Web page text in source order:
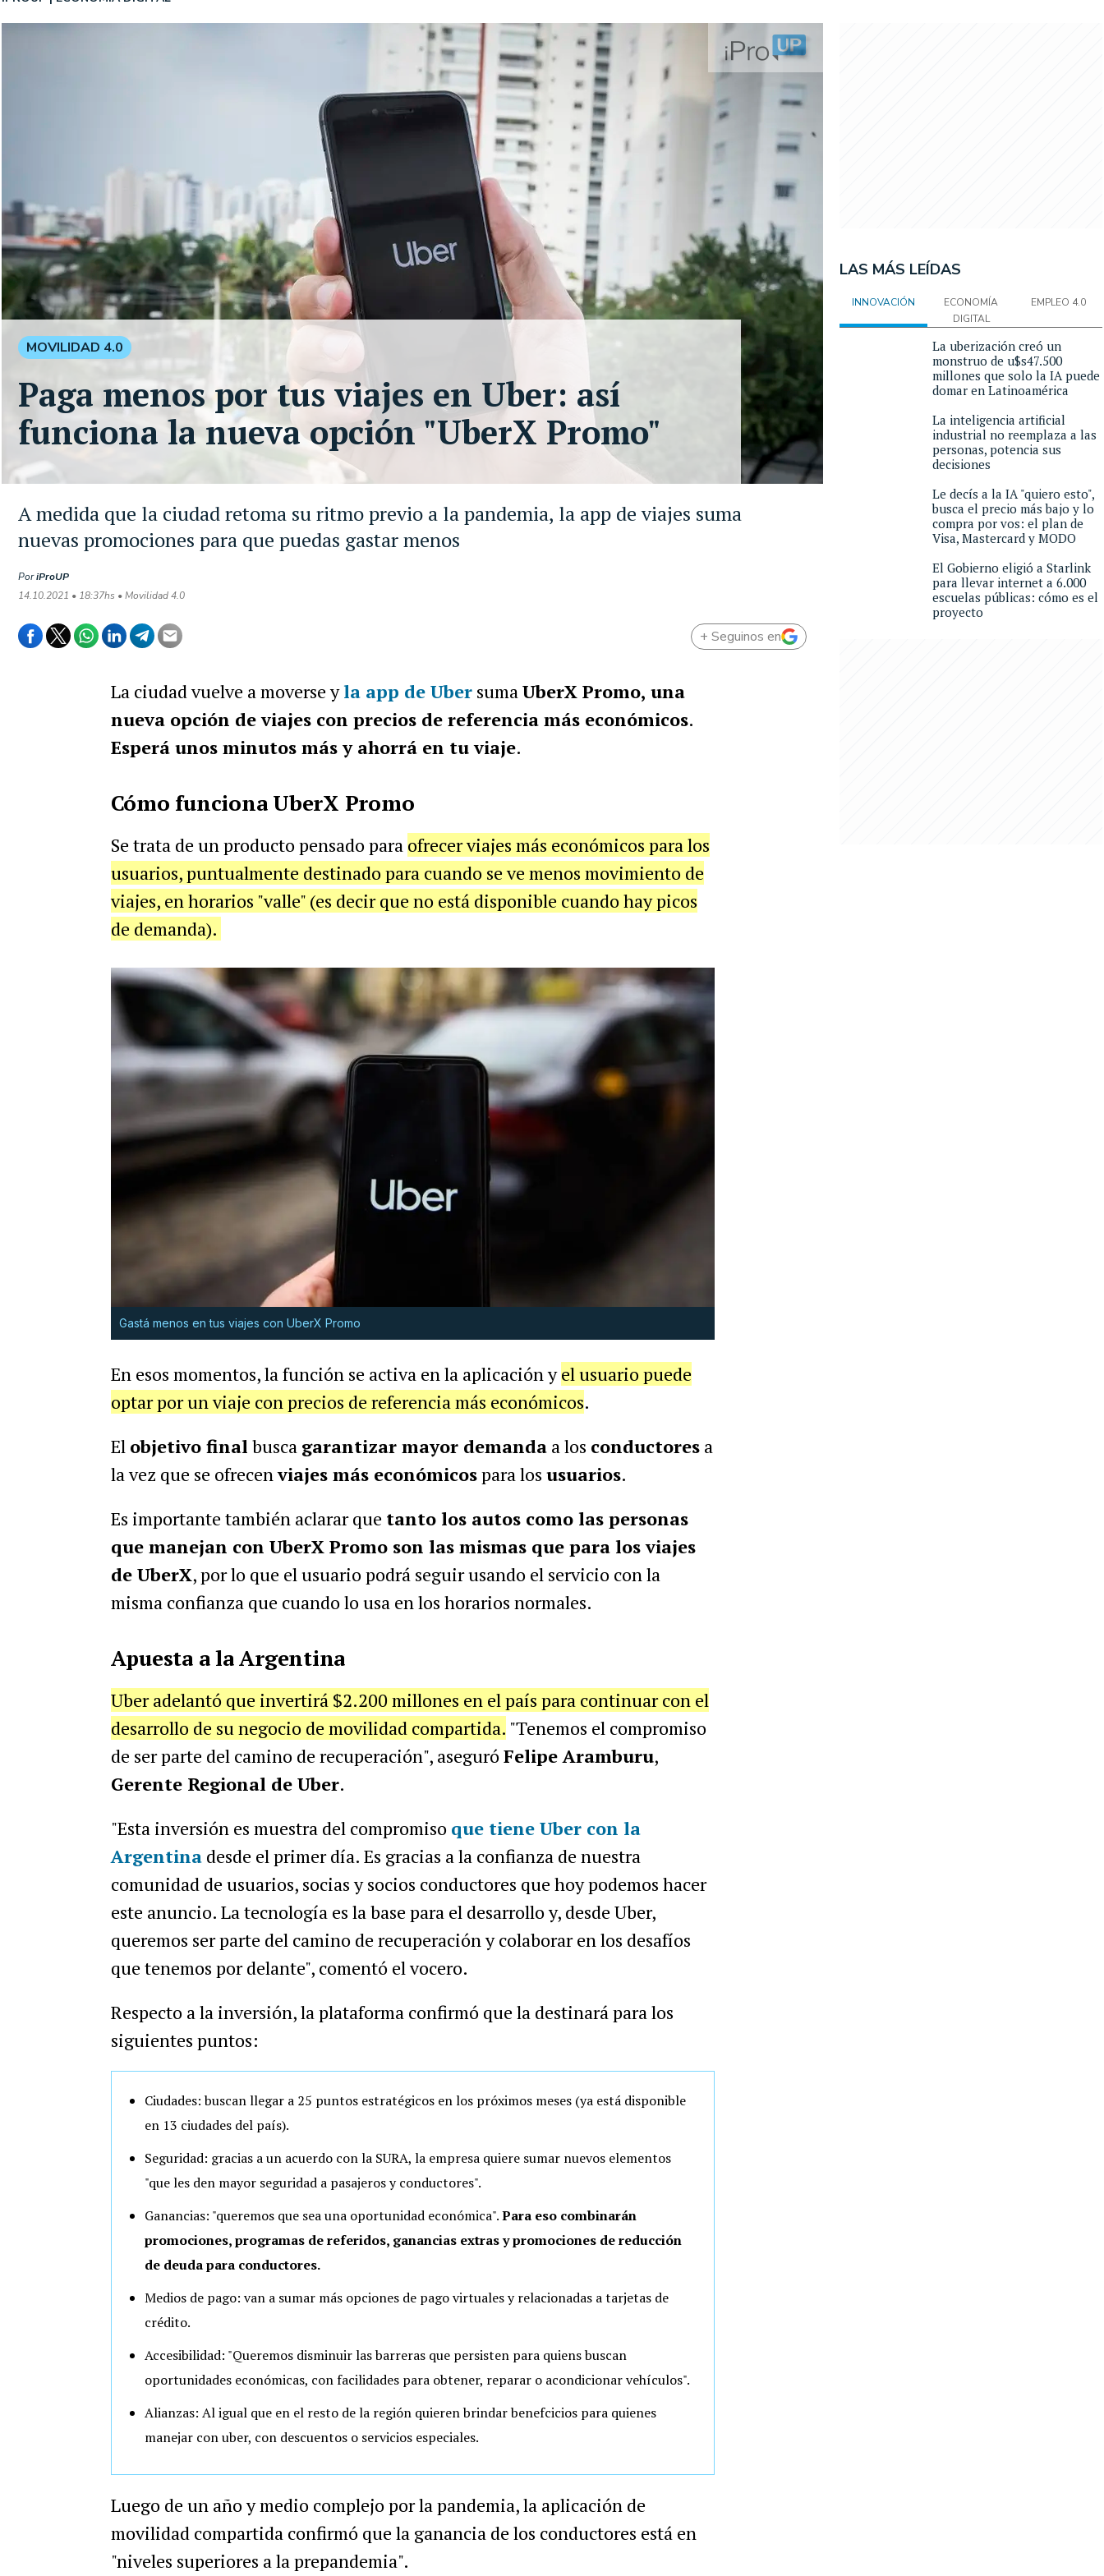
A medida que la ciudad retoma su ritmo previo a la pandemia, la app de viajes suma
nuevas promociones para que puedas gastar menos
PoriProUP
14.10.2021 • 18:37hs • Movilidad 4.0
MOVILIDAD 4.0
Paga menos por tus viajes en Uber: así
funciona la nueva opción "UberX Promo"
+ Seguinos en
La ciudad vuelve a moverse yla app de UbersumaUberX Promo, una
nueva opción de viajes con precios de referencia más económicos.
Esperá unos minutos más y ahorrá en tu viaje.
Cómo funciona UberX Promo
Se trata de un producto pensado para ofrecer viajes más económicos para los
usuarios, puntualmente destinado para cuando se ve menos movimiento de
viajes, en horarios "valle" (es decir que no está disponible cuando hay picos
de demanda).
Gastá menos en tus viajes con UberX Promo
En esos momentos, la función se activa en la aplicación yel usuario puede
optar por un viaje con precios de referencia más económicos.
El objetivo final busca garantizar mayor demandaa los conductoresa
la vez que se ofrecenviajes más económicospara los usuarios.
Es importante también aclarar que tanto los autos como las personas
que manejan con UberX Promo son las mismas que para los viajes
de UberX, por lo que el usuario podrá seguir usando el servicio con la
misma confianza que cuando lo usa en los horarios normales.
Apuesta a la Argentina
Uber adelantó que invertirá $2.200 millones en el país para continuar con el
desarrollo de su negocio de movilidad compartida. "Tenemos el compromiso
de ser parte del camino de recuperación", aseguró Felipe Aramburu,
Gerente Regional de Uber.
"Esta inversión es muestra del compromiso que tiene Uber con la
Argentinadesde el primer día. Es gracias a la confianza de nuestra
comunidad de usuarios, socias y socios conductores que hoy podemos hacer
este anuncio. La tecnología es la base para el desarrollo y, desde Uber,
queremos ser parte del camino de recuperación y colaborar en los desafíos
que tenemos por delante", comentó el vocero.
Respecto a la inversión, la plataforma confirmó que la destinará para los
siguientes puntos:
Ciudades: buscan llegar a 25 puntos estratégicos en los próximos meses (ya está disponible
en 13 ciudades del país).
Seguridad: gracias a un acuerdo con la SURA, la empresa quiere sumar nuevos elementos
"que les den mayor seguridad a pasajeros y conductores".
Ganancias: "queremos que sea una oportunidad económica".Para eso combinarán
promociones, programas de referidos, ganancias extras y promociones de reducción
de deuda para conductores.
Medios de pago: van a sumar más opciones de pago virtuales y relacionadas a tarjetas de
crédito.
Accesibilidad: "Queremos disminuir las barreras que persisten para quiens buscan
oportunidades económicas, con facilidades para obtener, reparar o acondicionar vehículos".
Alianzas: Al igual que en el resto de la región quieren brindar benefcicios para quienes
manejar con uber, con descuentos o servicios especiales.
Luego de un año y medio complejo por la pandemia, la aplicación de
movilidad compartida confirmó que la ganancia de los conductores está en
"niveles superiores a la prepandemia".
LAS MÁS LEÍDAS
INNOVACIÓN
ECONOMÍA
DIGITAL
EMPLEO 4.0
La uberización creó un
monstruo de u$s47.500
millones que solo la IA puede
domar en Latinoamérica
La inteligencia artificial
industrial no reemplaza a las
personas, potencia sus
decisiones
Le decís a la IA "quiero esto",
busca el precio más bajo y lo
compra por vos: el plan de
Visa, Mastercard y MODO
El Gobierno eligió a Starlink
para llevar internet a 6.000
escuelas públicas: cómo es el
proyecto